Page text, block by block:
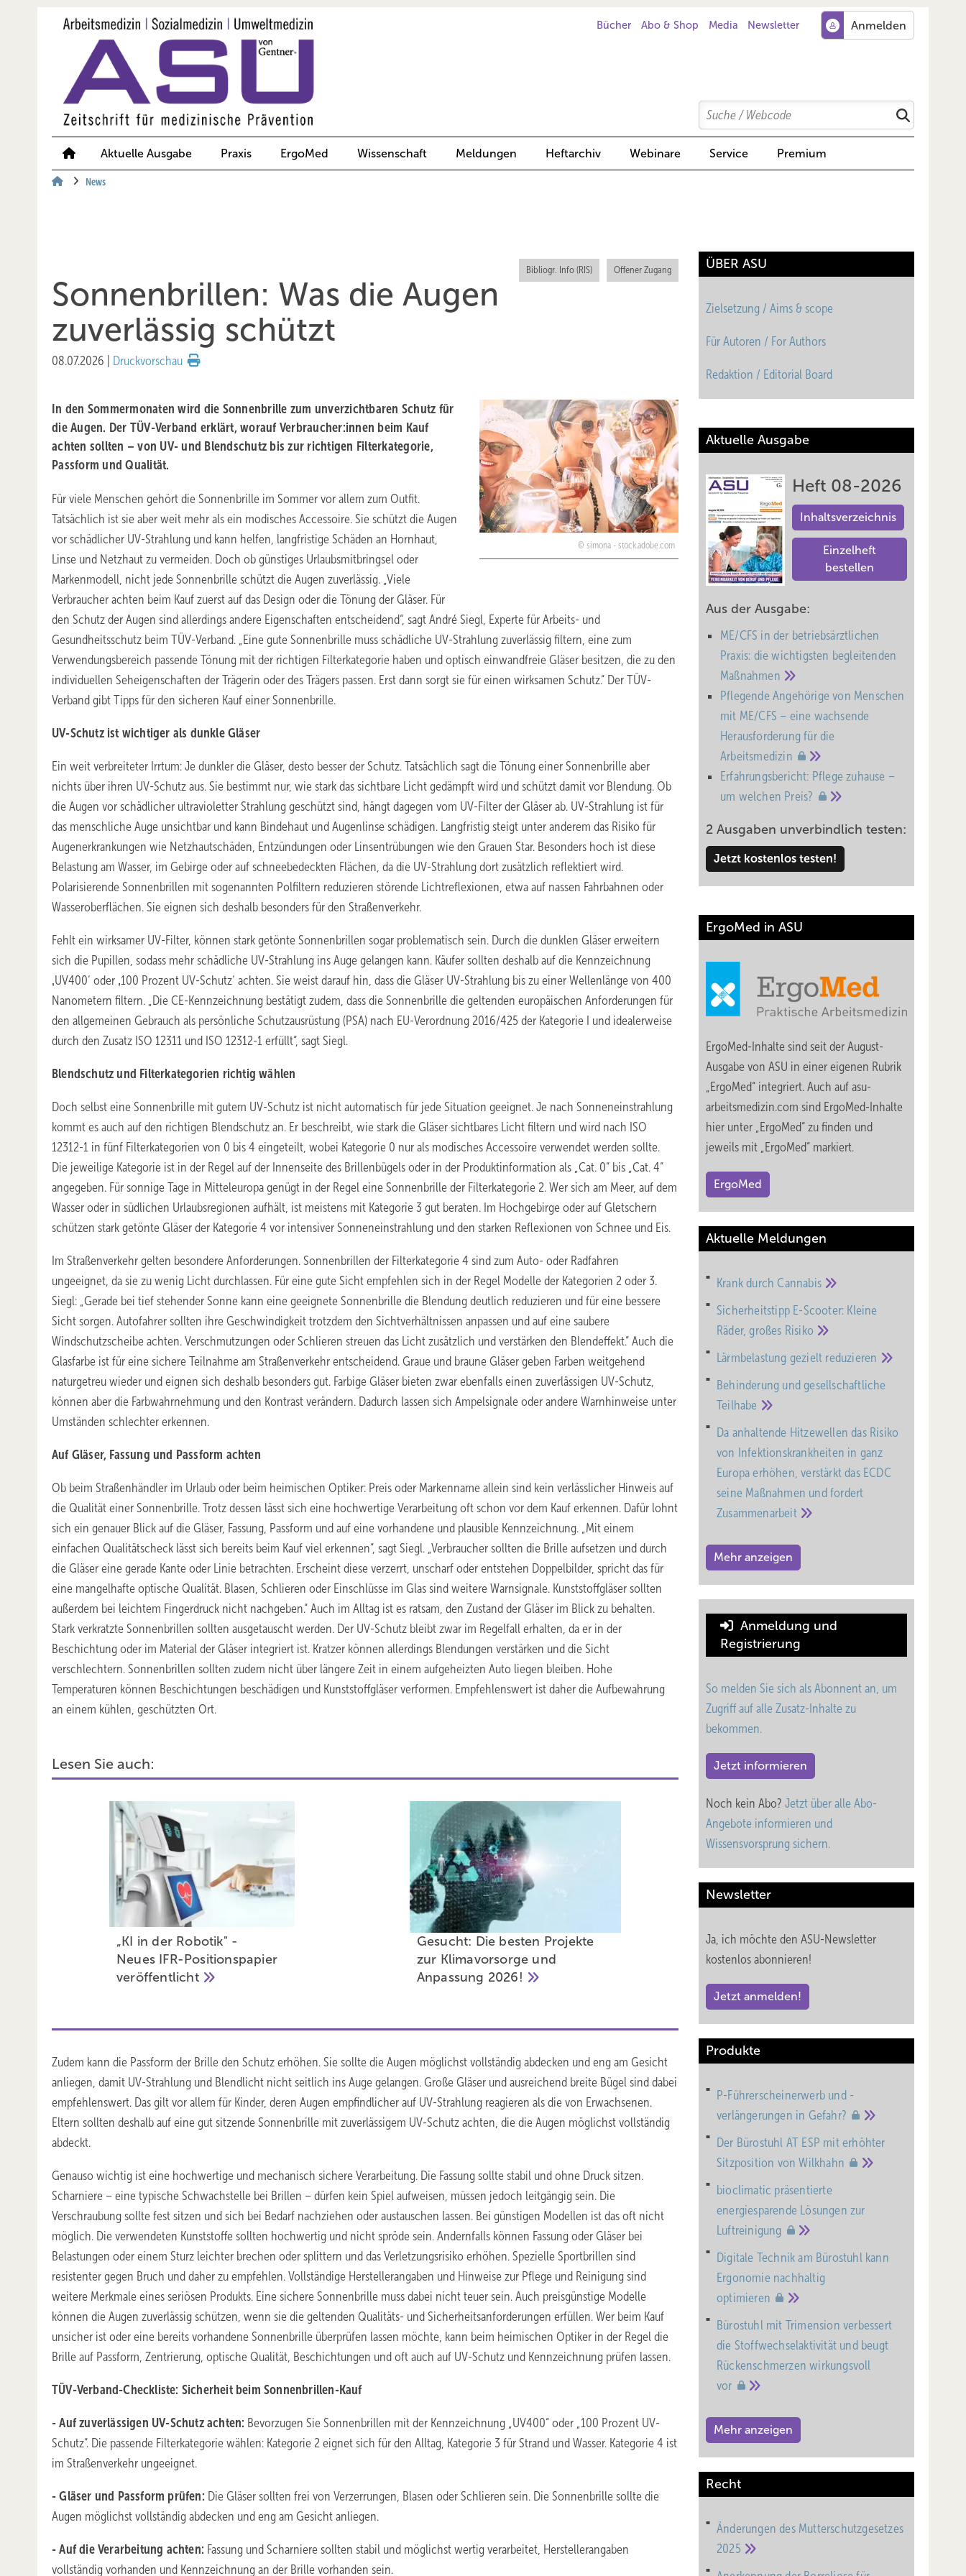
Bücher Abo & Shop Media Newsletter
Search
Suchen
Aktuelle Ausgabe Praxis ErgoMed Wissenschaft Meldungen Heftarchiv Webinare Service Premium
News
Bibliogr. Info (RIS) Offener Zugang
Sonnenbrillen: Was die Augen
zuverlässig schützt
08.07.2026 Druckvorschau
simona - stock.adobe.com
In den Sommermonaten wird die Sonnenbrille zum unverzichtbaren Schutz für
die Augen. Der TÜV-Verband erklärt, worauf Verbraucher:innen beim Kauf
achten sollten – von UV- und Blendschutz bis zur richtigen Filterkategorie,
Passform und Qualität.
Für viele Menschen gehört die Sonnenbrille im Sommer vor allem zum Outfit.
Tatsächlich ist sie aber weit mehr als ein modisches Accessoire. Sie schützt die Augen
vor schädlicher UV-Strahlung und kann helfen, langfristige Schäden an Hornhaut,
Linse und Netzhaut zu vermeiden. Doch ob günstiges Urlaubsmitbringsel oder
Markenmodell, nicht jede Sonnenbrille schützt die Augen zuverlässig. „Viele
Verbraucher achten beim Kauf zuerst auf das Design oder die Tönung der Gläser. Für
den Schutz der Augen sind allerdings andere Eigenschaften entscheidend“, sagt André Siegl, Experte für Arbeits- und
Gesundheitsschutz beim TÜV-Verband. „Eine gute Sonnenbrille muss schädliche UV-Strahlung zuverlässig filtern, eine zum
Verwendungsbereich passende Tönung mit der richtigen Filterkategorie haben und optisch einwandfreie Gläser besitzen, die zu den
individuellen Seheigenschaften der Trägerin oder des Trägers passen. Erst dann sorgt sie für einen wirksamen Schutz.“ Der TÜV-
Verband gibt Tipps für den sicheren Kauf einer Sonnenbrille.
UV-Schutz ist wichtiger als dunkle Gläser
Ein weit verbreiteter Irrtum: Je dunkler die Gläser, desto besser der Schutz. Tatsächlich sagt die Tönung einer Sonnenbrille aber
nichts über ihren UV-Schutz aus. Sie bestimmt nur, wie stark das sichtbare Licht gedämpft wird und schützt damit vor Blendung. Ob
die Augen vor schädlicher ultravioletter Strahlung geschützt sind, hängt dagegen vom UV-Filter der Gläser ab. UV-Strahlung ist für
das menschliche Auge unsichtbar und kann Bindehaut und Augenlinse schädigen. Langfristig steigt unter anderem das Risiko für
Augenerkrankungen wie Netzhautschäden, Entzündungen oder Linsentrübungen wie den Grauen Star. Besonders hoch ist diese
Belastung am Wasser, im Gebirge oder auf schneebedeckten Flächen, da die UV-Strahlung dort zusätzlich reflektiert wird.
Polarisierende Sonnenbrillen mit sogenannten Polfiltern reduzieren störende Lichtreflexionen, etwa auf nassen Fahrbahnen oder
Wasseroberflächen. Sie eignen sich deshalb besonders für den Straßenverkehr.
Fehlt ein wirksamer UV-Filter, können stark getönte Sonnenbrillen sogar problematisch sein. Durch die dunklen Gläser erweitern
sich die Pupillen, sodass mehr schädliche UV-Strahlung ins Auge gelangen kann. Käufer sollten deshalb auf die Kennzeichnung
‚UV400‘ oder ‚100 Prozent UV-Schutz‘ achten. Sie weist darauf hin, dass die Gläser UV-Strahlung bis zu einer Wellenlänge von 400
Nanometern filtern. „Die CE-Kennzeichnung bestätigt zudem, dass die Sonnenbrille die geltenden europäischen Anforderungen für
den allgemeinen Gebrauch als persönliche Schutzausrüstung (PSA) nach EU-Verordnung 2016/425 der Kategorie I und idealerweise
durch den Zusatz ISO 12311 und ISO 12312-1 erfüllt“, sagt Siegl.
Blendschutz und Filterkategorien richtig wählen
Doch selbst eine Sonnenbrille mit gutem UV-Schutz ist nicht automatisch für jede Situation geeignet. Je nach Sonneneinstrahlung
kommt es auch auf den richtigen Blendschutz an. Er beschreibt, wie stark die Gläser sichtbares Licht filtern und wird nach ISO
12312-1 in fünf Filterkategorien von 0 bis 4 eingeteilt, wobei Kategorie 0 nur als modisches Accessoire verwendet werden sollte.
Die jeweilige Kategorie ist in der Regel auf der Innenseite des Brillenbügels oder in der Produktinformation als „Cat. 0“ bis „Cat. 4“
angegeben. Für sonnige Tage in Mitteleuropa genügt in der Regel eine Sonnenbrille der Filterkategorie 2. Wer sich am Meer, auf dem
Wasser oder in südlichen Urlaubsregionen aufhält, ist meistens mit Kategorie 3 gut beraten. Im Hochgebirge oder auf Gletschern
schützen stark getönte Gläser der Kategorie 4 vor intensiver Sonneneinstrahlung und den starken Reflexionen von Schnee und Eis.
Im Straßenverkehr gelten besondere Anforderungen. Sonnenbrillen der Filterkategorie 4 sind zum Auto- oder Radfahren
ungeeignet, da sie zu wenig Licht durchlassen. Für eine gute Sicht empfehlen sich in der Regel Modelle der Kategorien 2 oder 3.
Siegl: „Gerade bei tief stehender Sonne kann eine geeignete Sonnenbrille die Blendung deutlich reduzieren und für eine bessere
Sicht sorgen. Autofahrer sollten ihre Geschwindigkeit trotzdem den Sichtverhältnissen anpassen und auf eine saubere
Windschutzscheibe achten. Verschmutzungen oder Schlieren streuen das Licht zusätzlich und verstärken den Blendeffekt.“ Auch die
Glasfarbe ist für eine sichere Teilnahme am Straßenverkehr entscheidend. Graue und braune Gläser geben Farben weitgehend
naturgetreu wieder und eignen sich deshalb besonders gut. Farbige Gläser bieten zwar ebenfalls einen zuverlässigen UV-Schutz,
können aber die Farbwahrnehmung und den Kontrast verändern. Dadurch lassen sich Ampelsignale oder andere Warnhinweise unter
Umständen schlechter erkennen.
Auf Gläser, Fassung und Passform achten
Ob beim Straßenhändler im Urlaub oder beim heimischen Optiker: Preis oder Markenname allein sind kein verlässlicher Hinweis auf
die Qualität einer Sonnenbrille. Trotz dessen lässt sich eine hochwertige Verarbeitung oft schon vor dem Kauf erkennen. Dafür lohnt
sich ein genauer Blick auf die Gläser, Fassung, Passform und auf eine vorhandene und plausible Kennzeichnung. „Mit einem
einfachen Qualitätscheck lässt sich bereits beim Kauf viel erkennen“, sagt Siegl. „Verbraucher sollten die Brille aufsetzen und durch
die Gläser eine gerade Kante oder Linie betrachten. Erscheint diese verzerrt, unscharf oder entstehen Doppelbilder, spricht das für
eine mangelhafte optische Qualität. Blasen, Schlieren oder Einschlüsse im Glas sind weitere Warnsignale. Kunststoffgläser sollten
außerdem bei leichtem Fingerdruck nicht nachgeben.“ Auch im Alltag ist es ratsam, den Zustand der Gläser im Blick zu behalten.
Stark verkratzte Sonnenbrillen sollten ausgetauscht werden. Der UV-Schutz bleibt zwar im Regelfall erhalten, da er in der
Beschichtung oder im Material der Gläser integriert ist. Kratzer können allerdings Blendungen verstärken und die Sicht
verschlechtern. Sonnenbrillen sollten zudem nicht über längere Zeit in einem aufgeheizten Auto liegen bleiben. Hohe
Temperaturen können Beschichtungen beschädigen und Kunststoffgläser verformen. Empfehlenswert ist daher die Aufbewahrung
an einem kühlen, geschützten Ort.
Lesen Sie auch:
„KI in der Robotik" -
Neues IFR-Positionspapier
veröffentlicht
Gesucht: Die besten Projekte
zur Klimavorsorge und
Anpassung 2026!
Zudem kann die Passform der Brille den Schutz erhöhen. Sie sollte die Augen möglichst vollständig abdecken und eng am Gesicht
anliegen, damit UV-Strahlung und Blendlicht nicht seitlich ins Auge gelangen. Große Gläser und ausreichend breite Bügel sind dabei
empfehlenswert. Das gilt vor allem für Kinder, deren Augen empfindlicher auf UV-Strahlung reagieren als die von Erwachsenen.
Eltern sollten deshalb auf eine gut sitzende Sonnenbrille mit zuverlässigem UV-Schutz achten, die die Augen möglichst vollständig
abdeckt.
Genauso wichtig ist eine hochwertige und mechanisch sichere Verarbeitung. Die Fassung sollte stabil und ohne Druck sitzen.
Scharniere – eine typische Schwachstelle bei Brillen – dürfen kein Spiel aufweisen, müssen jedoch leitgängig sein. Die
Verschraubung sollte fest sitzen und sich bei Bedarf nachziehen oder austauschen lassen. Bei günstigen Modellen ist das oft nicht
möglich. Die verwendeten Kunststoffe sollten hochwertig und nicht spröde sein. Andernfalls können Fassung oder Gläser bei
Belastungen oder einem Sturz leichter brechen oder splittern und das Verletzungsrisiko erhöhen. Spezielle Sportbrillen sind
resistenter gegen Bruch und daher zu empfehlen. Vollständige Herstellerangaben und Hinweise zur Pflege und Reinigung sind
weitere Merkmale eines seriösen Produkts. Eine sichere Sonnenbrille muss dabei nicht teuer sein. Auch preisgünstige Modelle
können die Augen zuverlässig schützen, wenn sie die geltenden Qualitäts- und Sicherheitsanforderungen erfüllen. Wer beim Kauf
unsicher ist oder eine bereits vorhandene Sonnenbrille überprüfen lassen möchte, kann beim heimischen Optiker in der Regel die
Brille auf Passform, Zentrierung, optische Qualität, Beschichtungen und oft auch auf UV-Schutz und Kennzeichnung prüfen lassen.
TÜV-Verband-Checkliste: Sicherheit beim Sonnenbrillen-Kauf
- Auf zuverlässigen UV-Schutz achten: Bevorzugen Sie Sonnenbrillen mit der Kennzeichnung „UV400“ oder „100 Prozent UV-
Schutz“. Die passende Filterkategorie wählen: Kategorie 2 eignet sich für den Alltag, Kategorie 3 für Strand und Wasser. Kategorie 4 ist
im Straßenverkehr ungeeignet.
- Gläser und Passform prüfen: Die Gläser sollten frei von Verzerrungen, Blasen oder Schlieren sein. Die Sonnenbrille sollte die
Augen möglichst vollständig abdecken und eng am Gesicht anliegen.
- Auf die Verarbeitung achten: Fassung und Scharniere sollten stabil und möglichst wertig verarbeitet, Herstellerangaben
vollständig vorhanden und Kennzeichnung an der Brille vorhanden sein.
ÜBER ASU
Zielsetzung / Aims & scope
Für Autoren / For Authors
Redaktion / Editorial Board
Aktuelle Ausgabe
Heft 08-2026
Inhaltsverzeichnis
Einzelheft
bestellen
Aus der Ausgabe:
ME/CFS in der betriebsärztlichen
Praxis: die wichtigsten begleitenden
Maßnahmen
Pflegende Angehörige von Menschen
mit ME/CFS – eine wachsende
Heraus­forderung für die
Arbeitsmedizin
Erfahrungsbericht: Pflege zuhause –
um welchen Preis?
2 Ausgaben unverbindlich testen:
Jetzt kostenlos testen!
ErgoMed in ASU
ErgoMed-Inhalte sind seit der August-
Ausgabe von ASU in einer eigenen Rubrik
„ErgoMed“ integriert. Auch auf asu-
arbeitsmedizin.com sind ErgoMed-Inhalte
hier unter „ErgoMed“ zu finden und
jeweils mit „ErgoMed“ markiert.
ErgoMed
Aktuelle Meldungen
Krank durchCannabis
Sicherheitstipp E-Scooter: Kleine
Räder, großes Risiko
Lärmbelastung gezielt reduzieren
Behinderung und gesell­schaft­liche
Teil­habe
Da anhaltende Hitzewellen das Risiko
von Infektionskrankheiten in ganz
Europa erhöhen, verstärkt das ECDC
seine Maßnahmen und fordert
Zusammenarbeit
Mehr anzeigen
Anmeldung und
Registrierung
So melden Sie sich als Abonnent an, um
Zugriff auf alle Zusatz-Inhalte zu
bekommen.
Jetzt informieren
Noch kein Abo? Jetzt über alle Abo-
Angebote informieren und
Wissensvorsprung sichern.
Newsletter
Ja, ich möchte den ASU-Newsletter
kostenlos abonnieren!
Jetzt anmelden!
Produkte
P-Führerscheinerwerb und -
verlängerungen in Gefahr?
Der Bürostuhl AT ESP mit erhöhter
Sitzposition vonWilkhahn
bioclimatic präsentierte
energiesparende Lösungen zur
Luftreinigung
Digitale Technik am Bürostuhl kann
Ergonomie nachhaltig
optimieren
Bürostuhl mit Trimension verbessert
die Stoffwechselaktivität und beugt
Rückenschmerzen wirkungsvoll
vor
Mehr anzeigen
Recht
Änderungen des Mutterschutz­gesetzes
2025